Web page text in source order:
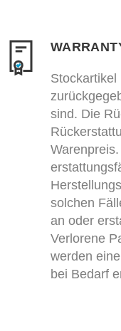
Stockartikel
sind. Die
solchen
an oder
Verlorene
werden
bei Bedarf